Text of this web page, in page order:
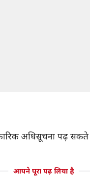
अधिसूचना पढ़ सकते
आपने पूरा पढ़ लिया है